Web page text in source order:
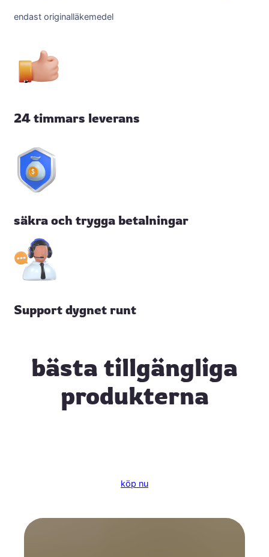
endast originalläkemedel
24 timmars leverans
säkra och trygga betalningar
Support dygnet runt
bästa tillgängliga
produkterna
köp nu